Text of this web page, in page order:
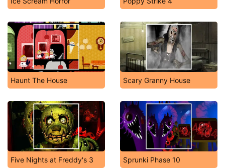
Haunt The House Scary Granny House
Five Nights at Freddy's 3 Sprunki Phase 10